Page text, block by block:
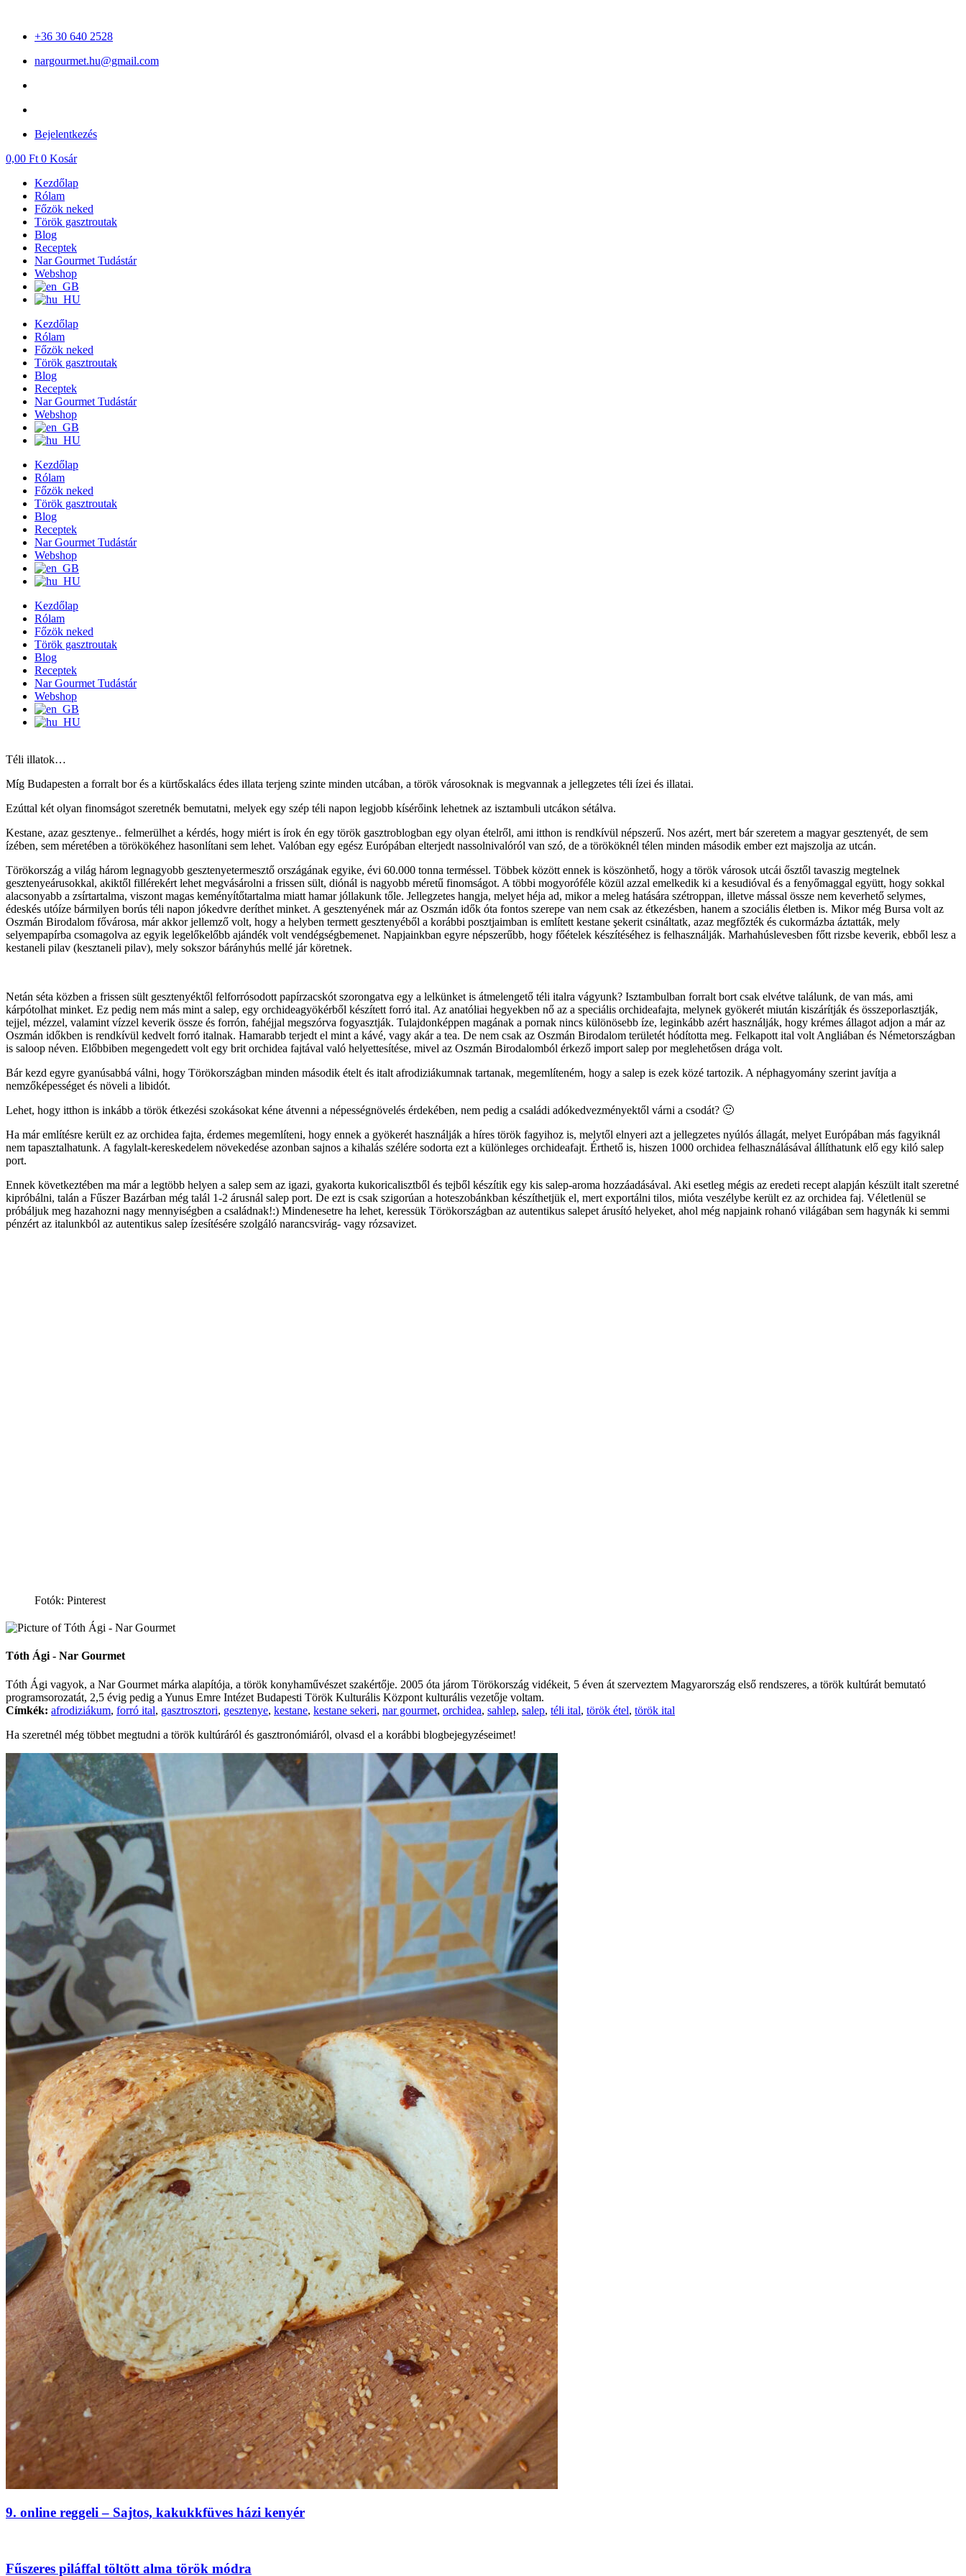
tartalomhoz+36 30 640 2528
nargourmet.hu@gmail.com
Bejelentkezés
0,00 Ft 0 Kosár
Kezdőlap
Rólam
Főzök neked
Török gasztroutak
Blog
Receptek
Nar Gourmet Tudástár
Webshop
Kezdőlap
Rólam
Főzök neked
Török gasztroutak
Blog
Receptek
Nar Gourmet Tudástár
Webshop
Kezdőlap
Rólam
Főzök neked
Török gasztroutak
Blog
Receptek
Nar Gourmet Tudástár
Webshop
Kezdőlap
Rólam
Főzök neked
Török gasztroutak
Blog
Receptek
Nar Gourmet Tudástár
Webshop
Téli illatok…
Míg Budapesten a forralt bor és a kürtőskalács édes illata terjeng szinte minden utcában, a török városoknak is megvannak a jellegzetes téli ízei és illatai.
Ezúttal két olyan finomságot szeretnék bemutatni, melyek egy szép téli napon legjobb kísérőink lehetnek az isztambuli utcákon sétálva.
Kestane, azaz gesztenye.. felmerülhet a kérdés, hogy miért is írok én egy török gasztroblogban egy olyan ételről, ami itthon is rendkívül népszerű. Nos azért, mert bár szeretem a magyar gesztenyét, de sem
ízében, sem méretében a törökökéhez hasonlítani sem lehet. Valóban egy egész Európában elterjedt nassolnivalóról van szó, de a törököknél télen minden második ember ezt majszolja az utcán.
Törökország a világ három legnagyobb gesztenyetermesztő országának egyike, évi 60.000 tonna terméssel. Többek között ennek is köszönhető, hogy a török városok utcái ősztől tavaszig megtelnek
gesztenyeárusokkal, akiktől fillérekért lehet megvásárolni a frissen sült, diónál is nagyobb méretű finomságot. A többi mogyoróféle közül azzal emelkedik ki a kesudióval és a fenyőmaggal együtt, hogy sokkal
alacsonyabb a zsírtartalma, viszont magas keményítőtartalma miatt hamar jóllakunk tőle. Jellegzetes hangja, melyet héja ad, mikor a meleg hatására szétroppan, illetve mással össze nem keverhető selymes,
édeskés utóíze bármilyen borús téli napon jókedvre deríthet minket. A gesztenyének már az Oszmán idők óta fontos szerepe van nem csak az étkezésben, hanem a szociális életben is. Mikor még Bursa volt az
Oszmán Birodalom fővárosa, már akkor jellemző volt, hogy a helyben termett gesztenyéből a korábbi posztjaimban is említett kestane şekerit csináltatk, azaz megfőzték és cukormázba áztatták, mely
selyempapírba csomagolva az egyik legelőkelőbb ajándék volt vendégségbemenet. Napjainkban egyre népszerűbb, hogy főételek készítéséhez is felhasználják. Marhahúslevesben főtt rizsbe keverik, ebből lesz a
kestaneli pilav (kesztaneli pilav), mely sokszor bárányhús mellé jár köretnek.
Netán séta közben a frissen sült gesztenyéktől felforrósodott papírzacskót szorongatva egy a lelkünket is átmelengető téli italra vágyunk? Isztambulban forralt bort csak elvétve találunk, de van más, ami
kárpótolhat minket. Ez pedig nem más mint a salep, egy orchideagyökérből készített forró ital. Az anatóliai hegyekben nő az a speciális orchideafajta, melynek gyökerét miután kiszárítják és összeporlasztják,
tejjel, mézzel, valamint vízzel keverik össze és forrón, fahéjjal megszórva fogyasztják. Tulajdonképpen magának a pornak nincs különösebb íze, leginkább azért használják, hogy krémes állagot adjon a már az
Oszmán időkben is rendkívül kedvelt forró italnak. Hamarabb terjedt el mint a kávé, vagy akár a tea. De nem csak az Oszmán Birodalom területét hódította meg. Felkapott ital volt Angliában és Németországban
is saloop néven. Előbbiben megengedett volt egy brit orchidea fajtával való helyettesítése, mivel az Oszmán Birodalomból érkező import salep por meglehetősen drága volt.
Bár kezd egyre gyanúsabbá válni, hogy Törökországban minden második ételt és italt afrodiziákumnak tartanak, megemlíteném, hogy a salep is ezek közé tartozik. A néphagyomány szerint javítja a
nemzőképességet és növeli a libidót.
Lehet, hogy itthon is inkább a török étkezési szokásokat kéne átvenni a népességnövelés érdekében, nem pedig a családi adókedvezményektől várni a csodát? 🙂
Ha már említésre került ez az orchidea fajta, érdemes megemlíteni, hogy ennek a gyökerét használják a híres török fagyihoz is, melytől elnyeri azt a jellegzetes nyúlós állagát, melyet Európában más fagyiknál
nem tapasztalhatunk. A fagylalt-kereskedelem növekedése azonban sajnos a kihalás szélére sodorta ezt a különleges orchideafajt. Érthető is, hiszen 1000 orchidea felhasználásával állíthatunk elő egy kiló salep
port.
Ennek következtében ma már a legtöbb helyen a salep sem az igazi, gyakorta kukoricalisztből és tejből készítik egy kis salep-aroma hozzáadásával. Aki esetleg mégis az eredeti recept alapján készült italt szeretné
kipróbálni, talán a Fűszer Bazárban még talál 1-2 árusnál salep port. De ezt is csak szigorúan a hoteszobánkban készíthetjük el, mert exportálni tilos, mióta veszélybe került ez az orchidea faj. Véletlenül se
próbáljuk meg hazahozni nagy mennyiségben a családnak!:) Mindenesetre ha lehet, keressük Törökországban az autentikus salepet árusító helyeket, ahol még napjaink rohanó világában sem hagynák ki semmi
pénzért az italunkból az autentikus salep ízesítésére szolgáló narancsvirág- vagy rózsavizet.
Fotók: Pinterest
Tóth Ági - Nar Gourmet
Tóth Ági vagyok, a Nar Gourmet márka alapítója, a török konyhaművészet szakértője. 2005 óta járom Törökország vidékeit, 5 éven át szerveztem Magyarország első rendszeres, a török kultúrát bemutató
programsorozatát, 2,5 évig pedig a Yunus Emre Intézet Budapesti Török Kulturális Központ kulturális vezetője voltam.
Címkék: afrodiziákum, forró ital, gasztrosztori, gesztenye, kestane, kestane sekeri, nar gourmet, orchidea, sahlep, salep, téli ital, török étel, török ital
Ha szeretnél még többet megtudni a török kultúráról és gasztronómiáról, olvasd el a korábbi blogbejegyzéseimet!
9. online reggeli – Sajtos, kakukkfüves házi kenyér
Fűszeres piláffal töltött alma török módra